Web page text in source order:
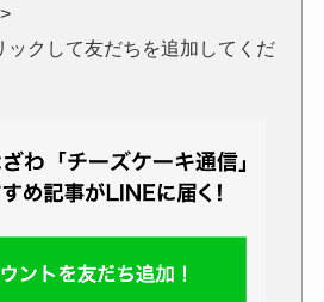
クして友だちを追加してくだ